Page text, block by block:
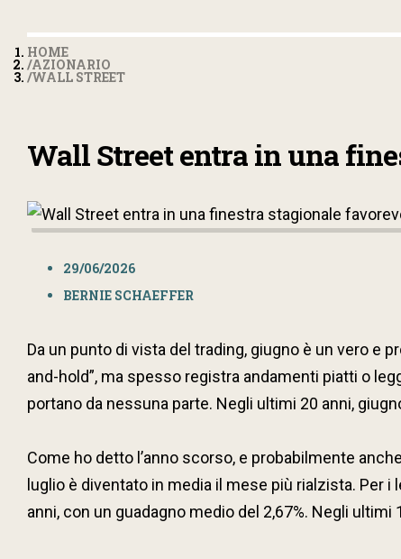
HOME
AZIONARIO
WALL STREET
Wall Street entra in una
29/06/2026
BERNIE SCHAEFFER
Da un punto di vista del trading, giugno è un vero e
and-hold”, ma spesso registra andamenti piatti o
portano da nessuna parte. Negli ultimi 20 anni,
Come ho detto l’anno scorso, e probabilmente
luglio è diventato in media il mese più rialzista. Per
anni, con un guadagno medio del 2,67%. Negli